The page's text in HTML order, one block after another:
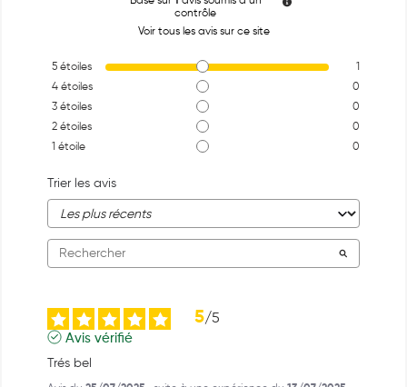
contrôle
Voir tous les avis sur ce site
5 étoiles
1
4 étoiles
0
3 étoiles
0
2 étoiles
0
1 étoile 0
Trier les avis
5/5
Avis vérifié
Trés bel